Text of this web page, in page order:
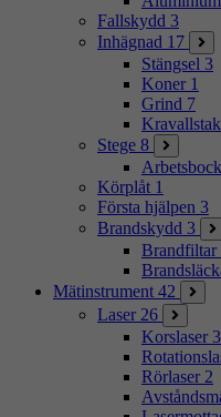
Fallskydd 3
Inhägnad 17
Stängsel 3
Koner 1
Grind 7
Stege 8
Arbetsbock
Körplåt 1
Första hjälpen 3
Brandskydd 3
Brandfiltar
Mätinstrument 42
Laser 26
Korslaser 3
Rörlaser 2